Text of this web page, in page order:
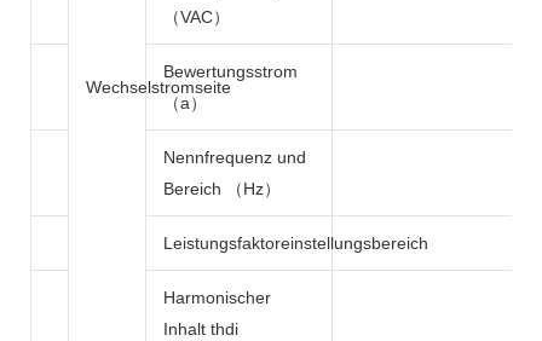
Wechselstromseite
（VAC）
Bewertungsstrom
（a）
Nennfrequenz und
Bereich （Hz）
Leistungsfaktoreinstellungsbereich
Harmonischer
Inhalt thdi